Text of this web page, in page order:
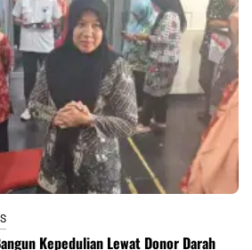
Kepedulian Lewat Donor Darah